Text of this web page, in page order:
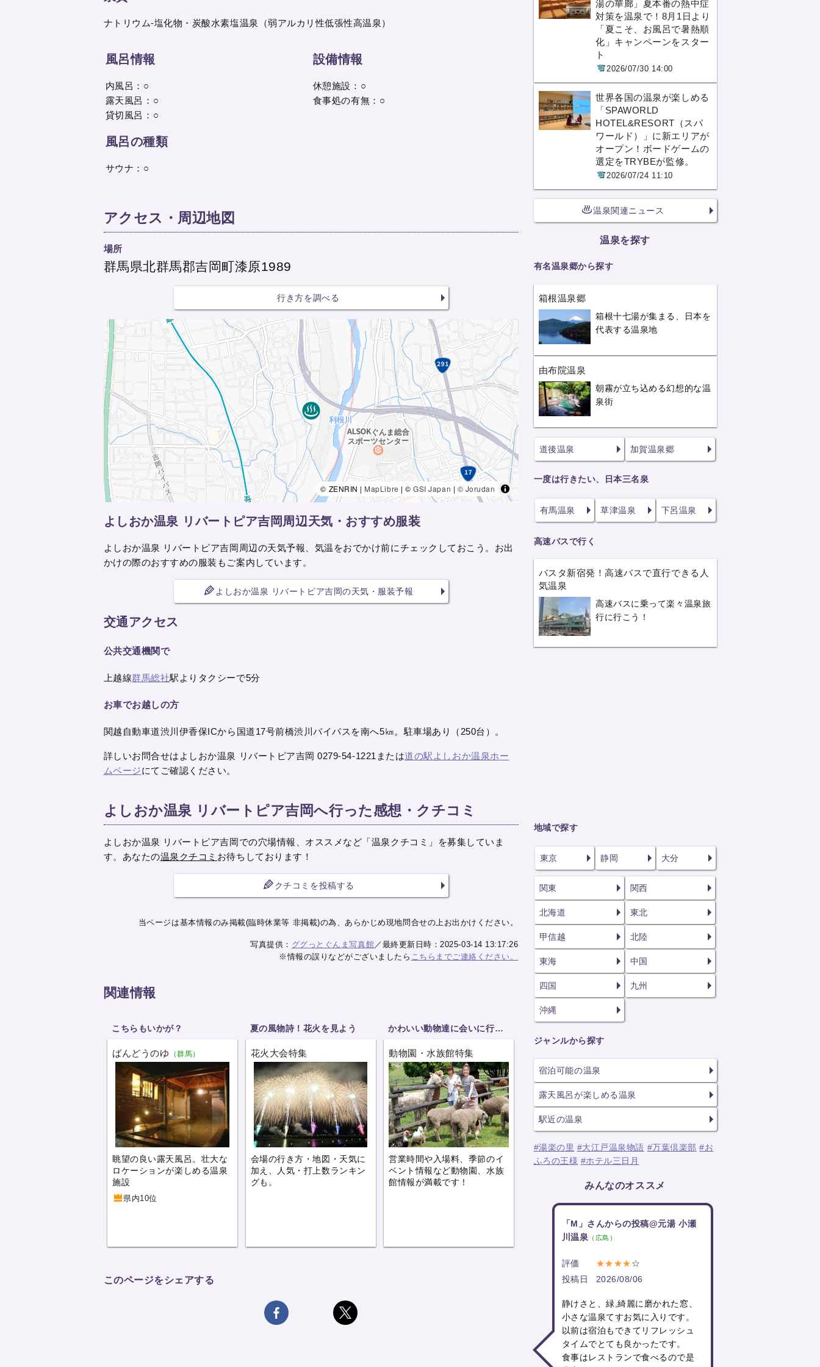
ナトリウム-塩化物・炭酸水素塩温泉（弱アルカリ性低張性高温泉）
風呂情報
内風呂：○
露天風呂：○
貸切風呂：○
風呂の種類
サウナ：○
設備情報
休憩施設：○
食事処の有無：○
アクセス・周辺地図
場所
群馬県北群馬郡吉岡町漆原1989
行き方を調べる
© ZENRIN | MapLibre | ©GSI Japan | © Jorudan
よしおか温泉 リバートピア吉岡周辺天気・おすすめ服装
よしおか温泉 リバートピア吉岡周辺の天気予報、気温をおでかけ前にチェックしておこう。お出
かけの際のおすすめの服装もご案内しています。
よしおか温泉 リバートピア吉岡の天気・服装予報
交通アクセス
公共交通機関で
上越線群馬総社駅よりタクシーで5分
お車でお越しの方
関越自動車道渋川伊香保ICから国道17号前橋渋川バイパスを南へ5㎞。駐車場あり（250台）。
詳しいお問合せはよしおか温泉 リバートピア吉岡 0279-54-1221または道の駅よしおか温泉ホー
ムページにてご確認ください。
よしおか温泉 リバートピア吉岡へ行った感想・クチコミ
よしおか温泉 リバートピア吉岡での穴場情報、オススメなど「温泉クチコミ」を募集していま
す。あなたの温泉クチコミ お待ちしております！
クチコミを投稿する
当ページは基本情報のみ掲載(臨時休業等 非掲載)の為、あらかじめ現地問合せの上お出かけください。
写真提供： ググっとぐんま写真館 ／最終更新日時：2025-03-14 13:17:26
※情報の誤りなどがございましたら こちらまでご連絡ください。
関連情報
こちらもいかが？
ばんどうのゆ （群馬）
眺望の良い露天風呂。壮大な
ロケーションが楽しめる温泉
施設
県内10位
夏の風物詩！花火を見よう
花火大会特集
会場の行き方・地図・天気に
加え、人気・打上数ランキン
グも。
かわいい動物達に会いに行こう
動物園・水族館特集
営業時間や入場料、季節のイ
ベント情報など動物園、水族
館情報が満載です！
このページをシェアする
湯の華廊」夏本番の熱中症
対策を温泉で！8月1日より
「夏こそ、お風呂で暑熱順
化」キャンペーンをスター
ト
2026/07/30 14:00
世界各国の温泉が楽しめる
「SPAWORLD
HOTEL&RESORT（スパ
ワールド）」に新エリアが
オープン！ボードゲームの
選定をTRYBEが監修。
2026/07/24 11:10
温泉関連ニュース
温泉を探す
有名温泉郷から探す
箱根温泉郷
箱根十七湯が集まる、日本を
代表する温泉地
由布院温泉
朝霧が立ち込める幻想的な温
泉街
道後温泉 加賀温泉郷
一度は行きたい、日本三名泉
有馬温泉 草津温泉 下呂温泉
高速バスで行く
バスタ新宿発！高速バスで直行できる人
気温泉
高速バスに乗って楽々温泉旅
行に行こう！
地域で探す
東京 静岡 大分
関東 関西
北海道 東北
甲信越 北陸
東海 中国
四国 九州
沖縄
ジャンルから探す
宿泊可能の温泉
露天風呂が楽しめる温泉
駅近の温泉
#湯楽の里 #大江戸温泉物語 #万葉倶楽部 #お
ふろの王様 #ホテル三日月
みんなのオススメ
「M」さんからの投稿@元湯 小瀬
川温泉 （広島）
評価 ★★★★☆
投稿日
2026/08/06
静けさと、緑,綺麗に磨かれた窓、
小さな温泉てすお気に入りです。
以前は宿泊もできてリフレッシュ
タイムでとても良かったです。
食事はレストランで食べるので是